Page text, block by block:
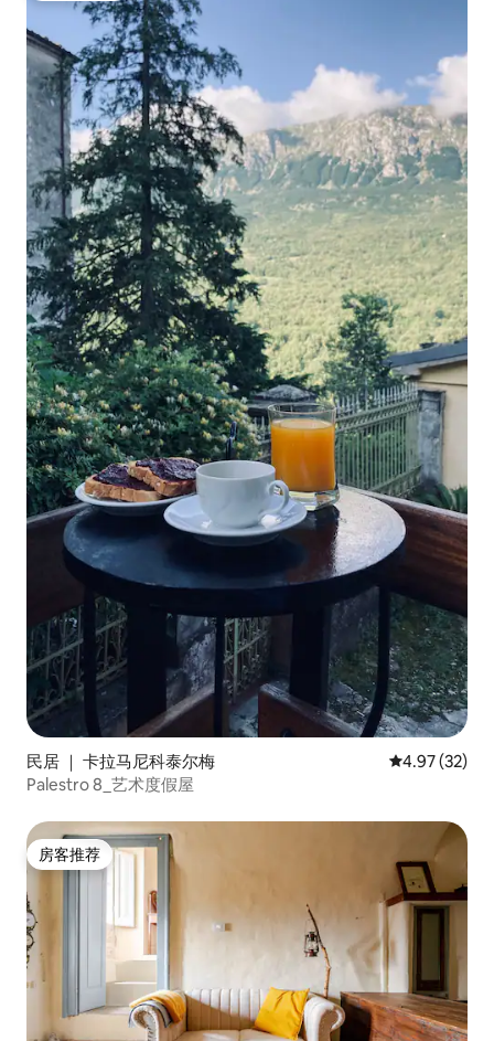
民居 ｜ 卡拉马尼科泰尔梅 平均评分
4.97 (32)
Palestro 8_艺术度假屋
房客推荐
房客推荐